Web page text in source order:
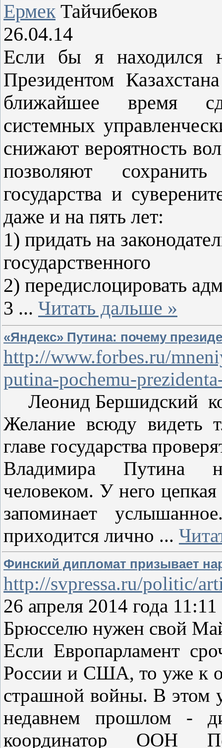
ЕрмекТайчибеков
26.04.14
Если бы я находился
Президентом
ближайшее время
системных
снижают вероятность
позволяют
государства и
даже и на пять лет:
1) придать на
государственного
2) передислоцировать
3 ... Читать дальше »
«Яндекс» Путина: почему
http://www.forbes.ru/
putina-pochemu-
Леонид Бершидский
Желание всюду видеть
главе государства
Владимира Путина
человеком. У него
запоминает
приходится лично ...
Финский дипломат призывает
http://svpressa.ru/politic/
26 апреля 2014 года
Брюсселю нужен свой
Если Европарламент
России и США, то уже к
страшной войны. В этом
недавнем прошлом -
координатор ООН